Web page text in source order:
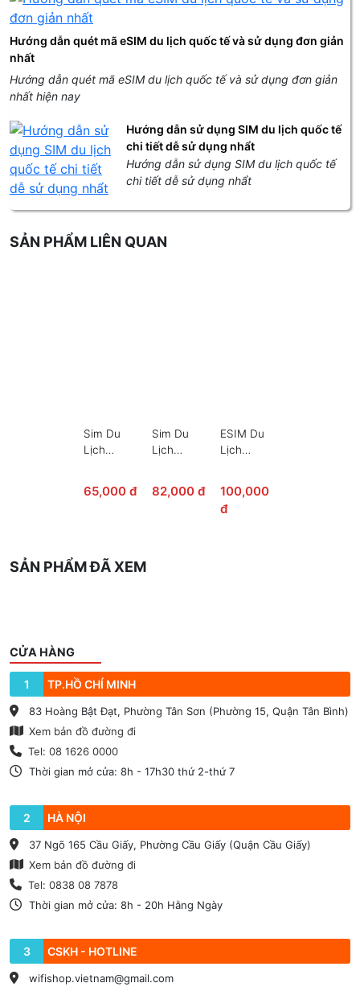
Hướng dẫn quét mã eSIM du lịch quốc tế và sử dụng đơn giản
nhất
Hướng dẫn quét mã eSIM du lịch quốc tế và sử dụng đơn giản
nhất hiện nay
Hướng dẫn sử dụng SIM du lịch quốc tế
chi tiết dễ sử dụng nhẩt
Hướng dẫn sử dụng SIM du lịch quốc tế
chi tiết dễ sử dụng nhẩt
SẢN PHẨM LIÊN QUAN
Sim Du
Lịch
65,000 đ
Sim Du
Lịch
82,000 đ
ESIM Du
Lịch
100,000
đ
SẢN PHẨM ĐÃ XEM
CỬA HÀNG
1 TP.HỒ CHÍ MINH
83 Hoàng Bật Đạt, Phường Tân Sơn (Phường 15, Quận Tân Bình)
Xem bản đồ đường đi
Tel: 08 1626 0000
Thời gian mở cửa: 8h - 17h30 thứ 2-thứ 7
2 HÀ NỘI
37 Ngõ 165 Cầu Giấy, Phường Cầu Giấy (Quận Cầu Giấy)
Xem bản đồ đường đi
Tel: 0838 08 7878
Thời gian mở cửa: 8h - 20h Hằng Ngày
3 CSKH - HOTLINE
wifishop.vietnam@gmail.com